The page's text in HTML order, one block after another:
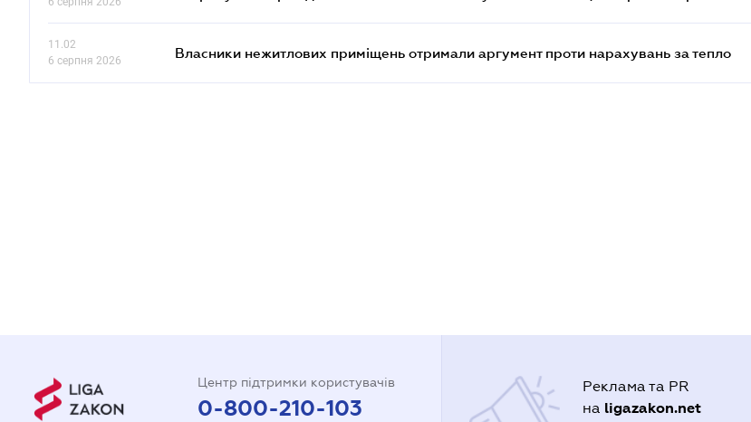
11.02
6 серпня 2026
Власники нежитлових приміщень отримали аргумент проти нарахувань за тепло
Центр підтримки користувачів
0-800-210-103
Реклама та PR
на ligazakon.net